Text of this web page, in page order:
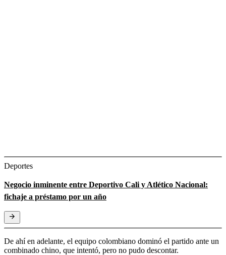
Deportes
Negocio inminente entre Deportivo Cali y Atlético Nacional:
fichaje a préstamo por un año
De ahí en adelante, el equipo colombiano dominó el partido ante un
combinado chino, que intentó, pero no pudo descontar.